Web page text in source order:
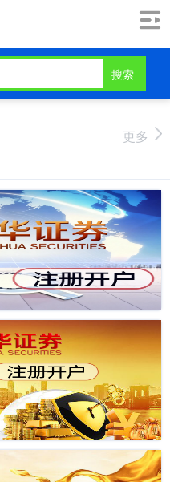
搜索
更多